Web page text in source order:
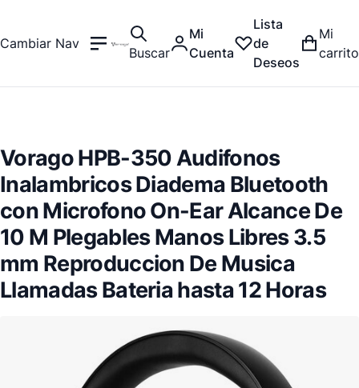
Cambiar Nav
Buscar
Mi
Cuenta
Lista
de
Deseos
Mi
carrito
Vorago HPB-350 Audifonos
Inalambricos Diadema Bluetooth
con Microfono On-Ear Alcance De
10 M Plegables Manos Libres 3.5
mm Reproduccion De Musica
Llamadas Bateria hasta 12 Horas